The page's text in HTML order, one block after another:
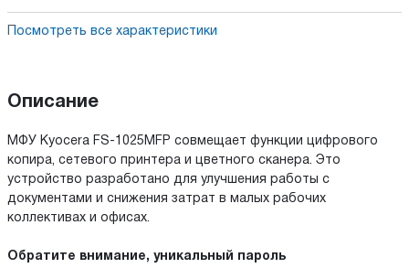
Посмотреть все характеристики
Описание
МФУ Kyocera FS-1025MFP совмещает функции цифрового
копира, сетевого принтера и цветного сканера. Это
устройство разработано для улучшения работы с
документами и снижения затрат в малых рабочих
коллективах и офисах.
Обратите внимание, уникальный пароль